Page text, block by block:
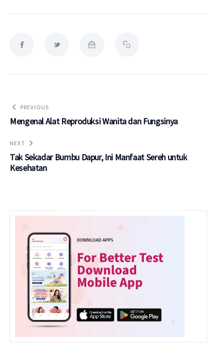
PREVIOUS
Mengenal Alat Reproduksi Wanita dan Fungsinya
NEXT
Tak Sekadar Bumbu Dapur, Ini Manfaat Sereh untuk
Kesehatan